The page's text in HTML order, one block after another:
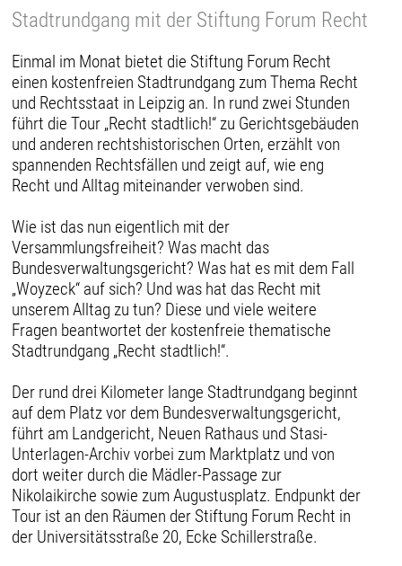
Stadtrundgang mit der Stiftung Forum Recht
Einmal im Monat bietet die Stiftung Forum Recht
einen kostenfreien Stadtrundgang zum Thema Recht
und Rechtsstaat in Leipzig an. In rund zwei Stunden
führt die Tour „Recht stadtlich!“ zu Gerichtsgebäuden
und anderen rechtshistorischen Orten, erzählt von
spannenden Rechtsfällen und zeigt auf, wie eng
Recht und Alltag miteinander verwoben sind.
Wie ist das nun eigentlich mit der
Versammlungsfreiheit? Was macht das
Bundesverwaltungsgericht? Was hat es mit dem Fall
„Woyzeck“ auf sich? Und was hat das Recht mit
unserem Alltag zu tun? Diese und viele weitere
Fragen beantwortet der kostenfreie thematische
Stadtrundgang „Recht stadtlich!“.
Der rund drei Kilometer lange Stadtrundgang beginnt
auf dem Platz vor dem Bundesverwaltungsgericht,
führt am Landgericht, Neuen Rathaus und Stasi-
Unterlagen-Archiv vorbei zum Marktplatz und von
dort weiter durch die Mädler-Passage zur
Nikolaikirche sowie zum Augustusplatz. Endpunkt der
Tour ist an den Räumen der Stiftung Forum Recht in
der Universitätsstraße 20, Ecke Schillerstraße.